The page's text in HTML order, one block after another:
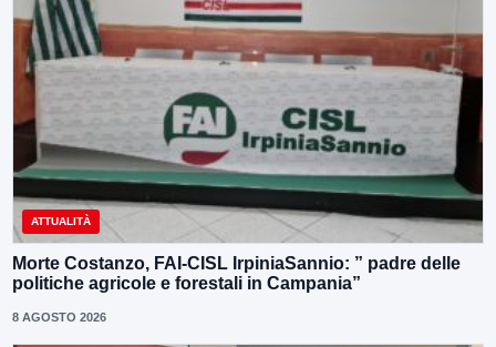
ATTUALITÀ
Morte Costanzo, FAI-CISL IrpiniaSannio: ” padre delle
politiche agricole e forestali in Campania”
8 AGOSTO 2026